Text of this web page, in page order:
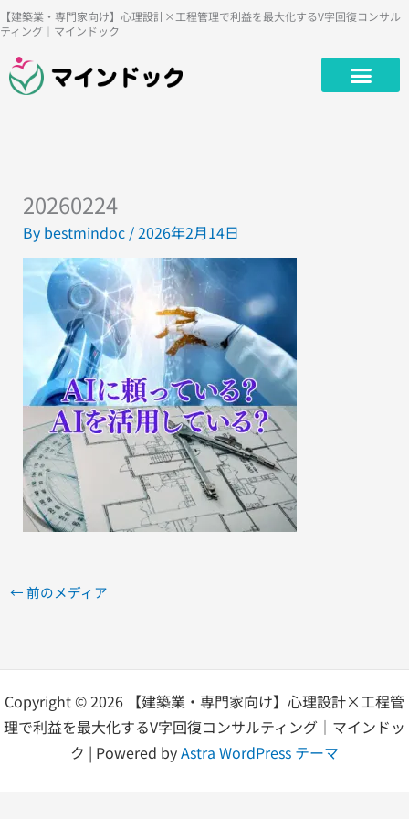
内
容
を
ス
【建築業・専門家向け】心理設計×工程管理で利益を最大化するV字回復コンサル
ティング｜マインドック
20260224
By bestmindoc /2026年2月14日
←前のメディア
Copyright © 2026 【建築業・専門家向け】心理設計×工程管
理で利益を最大化するV字回復コンサルティング｜マインドッ
ク | Powered byAstra WordPress テーマ